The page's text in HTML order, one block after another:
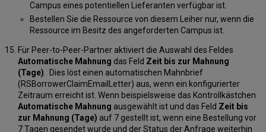
Campus eines potentiellen Lieferanten verfügbar ist.
Bestellen Sie die Ressource von diesem Leiher nur, wenn die
Ressource im Besitz des angeforderten Campus ist.
Für Peer-to-Peer-Partner aktiviert die Auswahl des Feldes
Automatische Mahnung das Feld Zeit bis zur Mahnung
(Tage) . Dies löst einen automatischen Mahnbrief
(RSBorrowerClaimEmailLetter) aus, wenn ein konfigurierter
Zeitraum erreicht ist. Wenn beispielsweise das Kontrollkästchen
Automatische Mahnung ausgewählt ist und das Feld Zeit bis
zur Mahnung (Tage) auf 7 gestellt ist, wenn eine Bestellung vor
7 Tagen gesendet wurde und der Status der Anfrage weiterhin